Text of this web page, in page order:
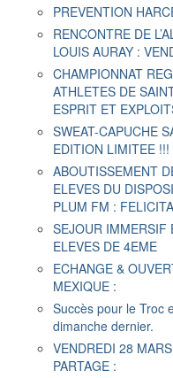
PREVENTION
RENCONTRE DE
LOUIS AURAY :
CHAMPIONNAT
ATHLETES DE
ESPRIT ET
SWEAT-CAPUCHE
EDITION LIMITEE !!!
ABOUTISSEMENT
ELEVES DU
PLUM FM :
SEJOUR IMMERSIF
ELEVES DE 4EME
ECHANGE &
MEXIQUE :
Succès pour le Troc
dimanche dernier.
VENDREDI 28
PARTAGE :